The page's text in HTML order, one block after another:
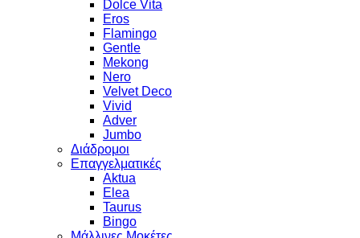
Dolce Vita
Eros
Flamingo
Gentle
Mekong
Nero
Velvet Deco
Vivid
Adver
Jumbo
Διάδρομοι
Επαγγελματικές
Aktua
Elea
Taurus
Bingo